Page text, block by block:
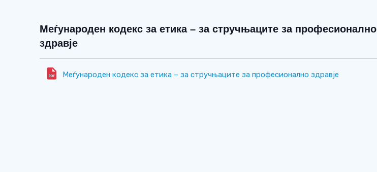
Меѓународен кодекс за етика – за стручњаците за професионално
здравје
Меѓународен кодекс за етика – за стручњаците за професионално здравје